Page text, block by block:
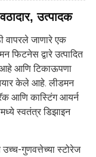
उत्पादक
वापरले जाणारे एक
द्वारे उत्पादित
आणि टिकाऊपणा
केले आहे. लीडमन
आणि कास्टिंग आयर्न
स्वतंत्र डिझाइन
गुणवत्तेच्या स्टोरेज